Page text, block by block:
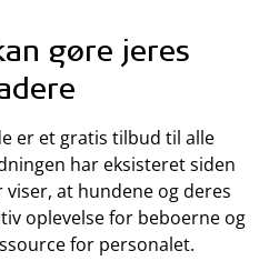
gøre jeres
er et gratis tilbud til alle
har eksisteret siden
at hundene og deres
oplevelse for beboerne og
for personalet.